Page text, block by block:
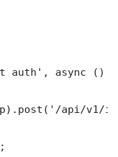
auth', async ()
api/v1/